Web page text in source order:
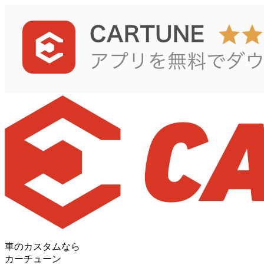
車のカスタムなら
カーチューン